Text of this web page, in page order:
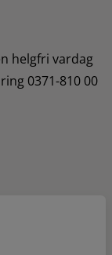
helgfri vardag
0371-810 00